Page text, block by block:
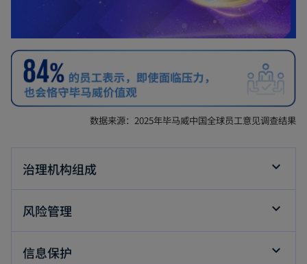
数据来源：2025年毕马威中国全球员工意见调查结果
治理机构组成
风险管理
信息保护